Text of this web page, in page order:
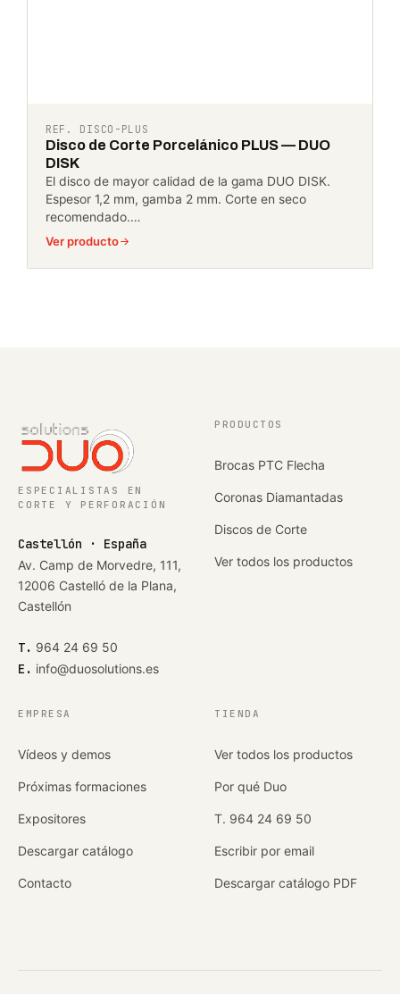
REF. DISCO-PLUS
Disco de Corte Porcelánico PLUS — DUO
DISK
El disco de mayor calidad de la gama DUO DISK.
Espesor 1,2 mm, gamba 2 mm. Corte en seco
recomendado.…
Ver producto
ESPECIALISTAS EN
CORTE Y PERFORACIÓN
Castellón · España
Av. Camp de Morvedre, 111,
12006 Castelló de la Plana,
Castellón
T. 964 24 69 50
E. info@duosolutions.es
PRODUCTOS
Brocas PTC Flecha
Coronas Diamantadas
Discos de Corte
Ver todos los productos
EMPRESA
Vídeos y demos
Próximas formaciones
Expositores
Descargar catálogo
Contacto
TIENDA
Ver todos los productos
Por qué Duo
T. 964 24 69 50
Escribir por email
Descargar catálogo PDF